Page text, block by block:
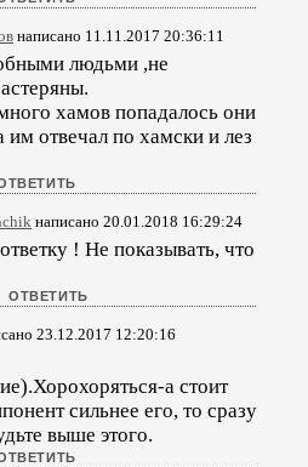
написано 11.11.2017 20:36:11
людьми ,не
хамов попадалось они
им отвечал по хамски и лез
написано 20.01.2018 16:29:24
! Не показывать, что
23.12.2017 12:20:16
а стоит
сильнее его, то сразу
выше этого.